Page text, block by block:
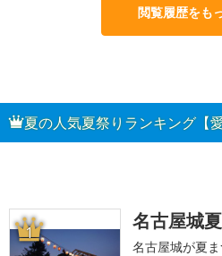
閲覧履歴をも
夏の人気夏祭りランキング【
1 名古屋城
名古屋城が夏